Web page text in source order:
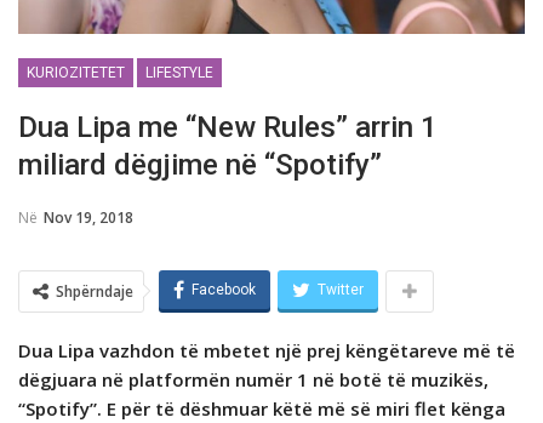
KURIOZITETET LIFESTYLE
Dua Lipa me “New Rules” arrin 1
miliard dëgjime në “Spotify”
Në Nov 19, 2018
Shpërndaje Facebook Twitter
Dua Lipa vazhdon të mbetet një prej këngëtareve më të
dëgjuara në platformën numër 1 në botë të muzikës,
“Spotify”. E për të dëshmuar këtë më së miri flet kënga